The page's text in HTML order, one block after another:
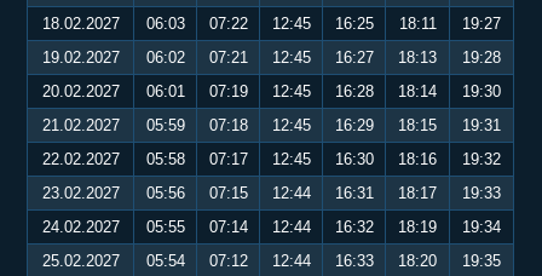
18.02.2027
06:03 07:22 12:45 16:25 18:11
19:27
19.02.2027
06:02 07:21 12:45 16:27 18:13
19:28
20.02.2027
06:01 07:19 12:45 16:28 18:14
19:30
21.02.2027
05:59 07:18 12:45 16:29 18:15
19:31
22.02.2027
05:58 07:17 12:45 16:30 18:16
19:32
23.02.2027
05:56 07:15 12:44 16:31 18:17
19:33
24.02.2027
05:55 07:14 12:44 16:32 18:19
19:34
25.02.2027
05:54 07:12 12:44 16:33 18:20
19:35